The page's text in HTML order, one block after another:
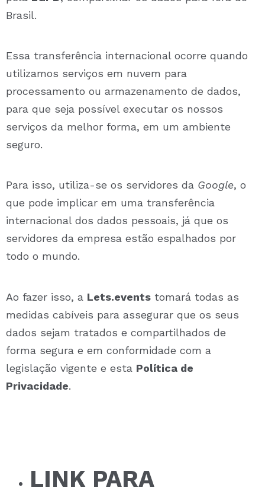
Brasil.
Essa transferência internacional ocorre quando
utilizamos serviços em nuvem para
processamento ou armazenamento de dados,
para que seja possível executar os nossos
serviços da melhor forma, em um ambiente
seguro.
Para isso, utiliza-se os servidores da Google, o
que pode implicar em uma transferência
internacional dos dados pessoais, já que os
servidores da empresa estão espalhados por
todo o mundo.
Ao fazer isso, a Lets.events tomará todas as
medidas cabíveis para assegurar que os seus
dados sejam tratados e compartilhados de
forma segura e em conformidade com a
legislação vigente e esta Política de
Privacidade.
LINK PARA